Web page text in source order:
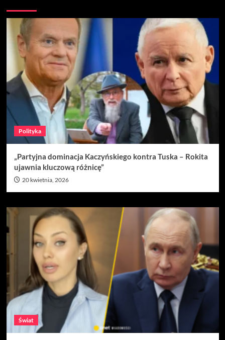
Polityka
„Partyjna dominacja Kaczyńskiego kontra Tuska – Rokita
ujawnia kluczową różnicę”
20 kwietnia, 2026
Świat